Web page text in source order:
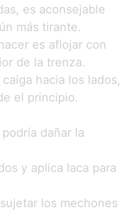
es aconsejable
más tirante.
es aflojar con
de la trenza.
hacia los lados,
el principio.
dañar la
y aplica laca para
los mechones